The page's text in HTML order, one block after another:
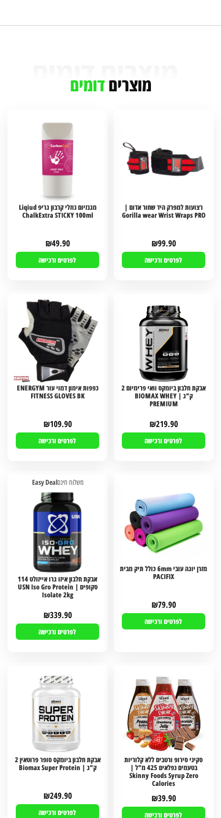
מוצריםדומים
רצועות למפרק היד שחור אדום |
Gorilla wear Wrist Wraps PRO
₪99.90
לפרטים ורכישה
מגנזיום נוזלי קרבון גריפ Liqiud
ChalkExtra STICKY 100ml
₪49.90
לפרטים ורכישה
אבקת חלבון ביומקס וואי פרימיום 2
ק"ג | BIOMAX WHEY
PREMIUM
₪219.90
לפרטים ורכישה
כפפות אימון דמוי עור ENERGYM
FITNESS GLOVES BK
₪109.90
לפרטים ורכישה
מזרן יוגה עובי 6mm כולל תיק מבית
PACIFIX
₪79.90
לפרטים ורכישה
משלוח חינםEasy Deal
אבקת חלבון איזו גרו אייזולט 114
סקופים | USN Iso Gro Protein
Isolate 2kg
₪339.90
לפרטים ורכישה
סקיני סירופ ורטבים ללא קלוריות
בטעמים נפלאים 425 מ"ל |
Skinny Foods Syrup Zero
Calories
₪39.90
לפרטים ורכישה
אבקת חלבון ביומקס סופר פרוטאין 2
ק"ג | Biomax Super Protein
₪249.90
לפרטים ורכישה